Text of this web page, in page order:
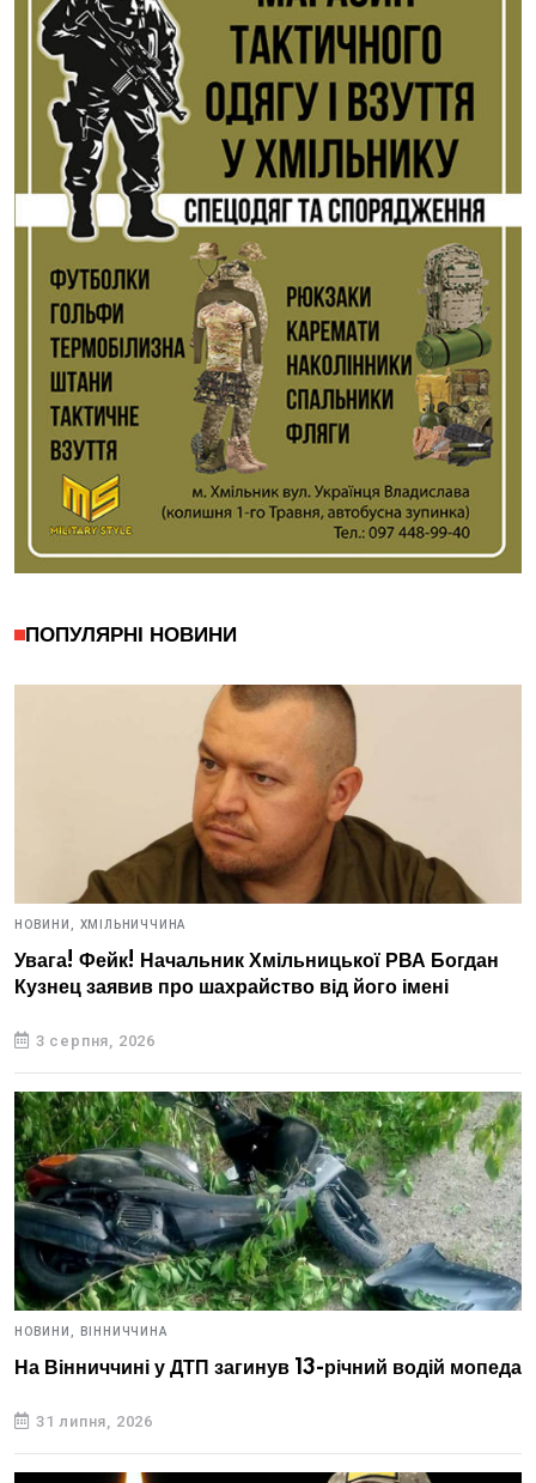
ПОПУЛЯРНІ НОВИНИ
НОВИНИ, ХМІЛЬНИЧЧИНА
Увага! Фейк! Начальник Хмільницької РВА Богдан
Кузнец заявив про шахрайство від його імені
3 серпня, 2026
НОВИНИ, ВІННИЧЧИНА
На Вінниччині у ДТП загинув 13-річний водій мопеда
31 липня, 2026